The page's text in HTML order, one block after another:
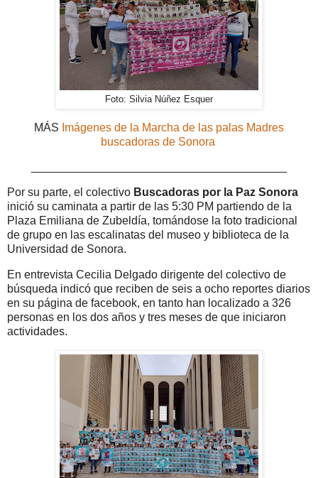
Foto: Silvia Núñez Esquer
MÁS Imágenes de la Marcha de las palas Madres
buscadoras de Sonora
Por su parte, el colectivo Buscadoras por la Paz Sonora
inició su caminata a partir de las 5:30 PM partiendo de la
Plaza Emiliana de Zubeldía, tomándose la foto tradicional
de grupo en las escalinatas del museo y biblioteca de la
Universidad de Sonora.
En entrevista Cecilia Delgado dirigente del colectivo de
búsqueda indicó que reciben de seis a ocho reportes diarios
en su página de facebook, en tanto han localizado a 326
personas en los dos años y tres meses de que iniciaron
actividades.